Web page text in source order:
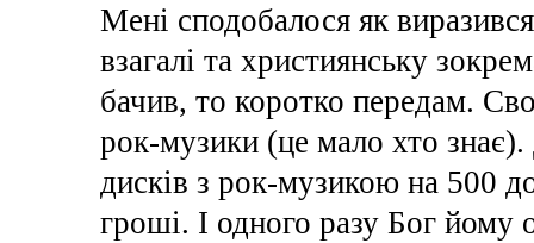
Мені сподобалося як
взагалі та християнську
бачив, то коротко передам.
рок-музики (це мало хто
дисків з рок-музикою на 500
гроші. І одного разу Бог